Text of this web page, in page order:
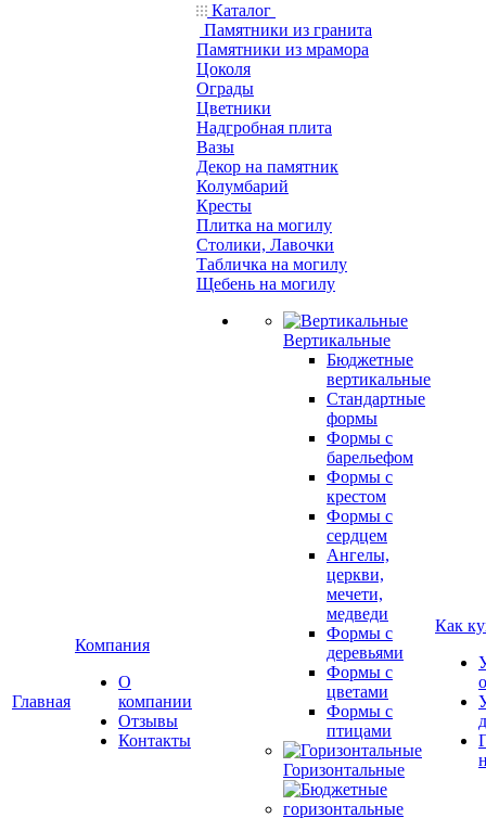
Главная
Компания
О
компании
Отзывы
Контакты
Каталог
Памятники из гранита
Памятники из мрамора
Цоколя
Ограды
Цветники
Надгробная плита
Вазы
Декор на памятник
Колумбарий
Кресты
Плитка на могилу
Столики, Лавочки
Табличка на могилу
Щебень на могилу
Вертикальные
Бюджетные
вертикальные
Стандартные
формы
Формы с
барельефом
Формы с
крестом
Формы с
сердцем
Ангелы,
церкви,
мечети,
медведи
Формы с
деревьями
Формы с
цветами
Формы с
птицами
Горизонтальные
Как